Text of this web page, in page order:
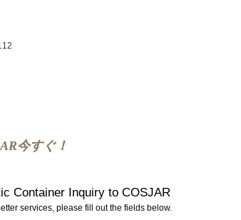
今すぐ！